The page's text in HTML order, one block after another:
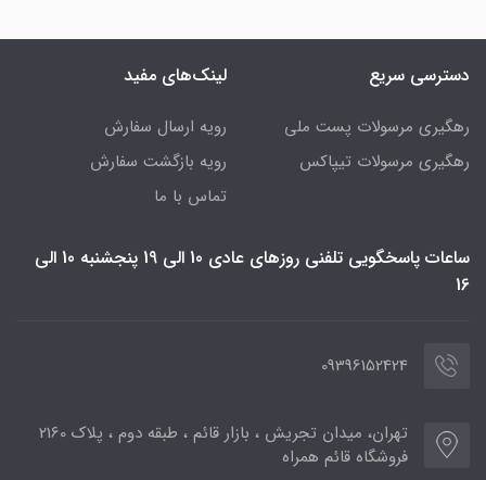
دسترسی سریع
رهگیری مرسولات پست ملی
رهگیری مرسولات تیپاکس
لینک‌های مفید
رویه ارسال سفارش
رویه بازگشت سفارش
تماس با ما
ساعات پاسخگویی تلفنی روزهای عادی 10 الی 19 پنجشنبه 10 الی
16
09396152424
تهران، میدان تجریش ، بازار قائم ، طبقه دوم ، پلاک 2160
فروشگاه قائم همراه